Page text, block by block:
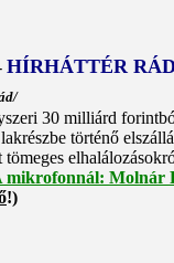
HÍRHÁTTÉR
30 milliárd
történő
tömeges
mikrofonnál: Molnár
!)